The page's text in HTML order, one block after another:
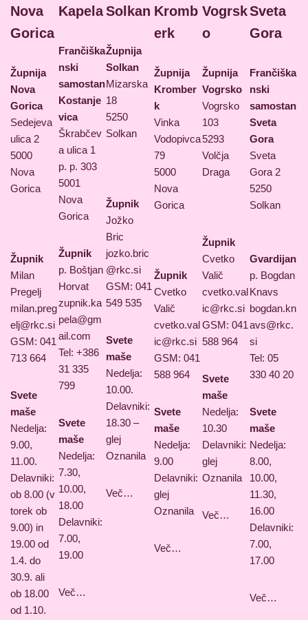
Nova
Gorica
Župnija
Nova
Gorica
Sedejeva
ulica 2
5000
Nova
Gorica
Župnik
Milan
Pregelj
milan.preg
elj@rkc.si
GSM: 041
713 664
Svete
maše
Nedelja:
9.00,
11.00.
Delavniki:
ob 8.00 (v
torek ob
9.00) in
19.00 od
1.4. do
30.9. ali
ob 18.00
od 1.10.
Kapela
Frančiška
nski
samostan
Kostanje
vica
Škrabčev
a ulica 1
p. p. 303
5001
Nova
Gorica
Župnik
p. Boštjan
Horvat
zupnik.ka
pela@gm
ail.com
Tel: +386
31 335
799
Svete
maše
Nedelja:
7.30,
10.00,
18.00
Delavniki:
7.00,
19.00
Več…
Solkan
Župnija
Solkan
Mizarska
18
5250
Solkan
Župnik
Jožko
Bric
jozko.bric
@rkc.si
GSM: 041
549 535
Svete
maše
Nedelja:
10.00.
Delavniki:
18.30 –
glej
Oznanila
Več…
Kromb
erk
Župnija
Kromber
k
Vinka
Vodopivca
79
5000
Nova
Gorica
Župnik
Cvetko
Valič
cvetko.val
ic@rkc.si
GSM: 041
588 964
Svete
maše
Nedelja:
9.00
Delavniki:
glej
Oznanila
Več…
Vogrsk
o
Župnija
Vogrsko
Vogrsko
103
5293
Volčja
Draga
Župnik
Cvetko
Valič
cvetko.val
ic@rkc.si
GSM: 041
588 964
Svete
maše
Nedelja:
10.30
Delavniki:
glej
Oznanila
Več…
Sveta
Gora
Frančiška
nski
samostan
Sveta
Gora
Sveta
Gora 2
5250
Solkan
Gvardijan
p. Bogdan
Knavs
bogdan.kn
avs@rkc.
si
Tel: 05
330 40 20
Svete
maše
Nedelja:
8.00,
10.00,
11.30,
16.00
Delavniki:
7.00,
17.00
Več…